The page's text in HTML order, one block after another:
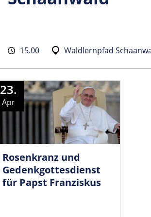
15.00 Waldlernpfad
23.
Apr
Rosenkranz und
Gedenkgottesdienst
für Papst Franziskus